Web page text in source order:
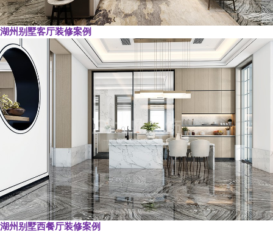
湖州别墅客厅装修案例
湖州别墅西餐厅装修案例